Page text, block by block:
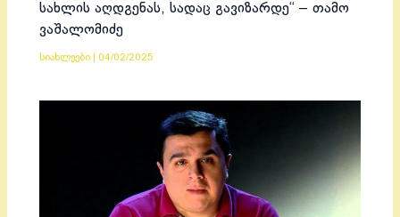
სახლის აღდგენას, სადაც გავიზარდე“ – თამო
ვაშალომიძე
სიახლეები 04/02/2025